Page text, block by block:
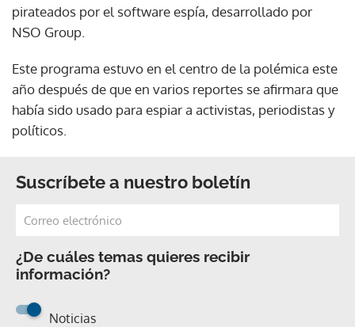
pirateados por el software espía, desarrollado por
NSO Group.
Este programa estuvo en el centro de la polémica este
año después de que en varios reportes se afirmara que
había sido usado para espiar a activistas, periodistas y
políticos.
Suscríbete a nuestro boletín
¿De cuáles temas quieres recibir
información?
Noticias